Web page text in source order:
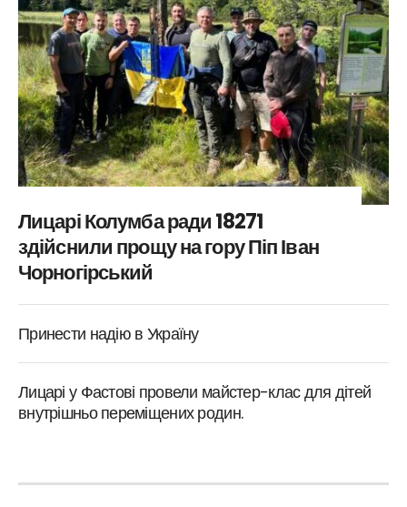
Лицарі Колумба ради 18271
здійснили прощу на гору Піп Іван
Чорногірський
Принести надію в Україну
Лицарі у Фастові провели майстер-клас для дітей
внутрішньо переміщених родин.